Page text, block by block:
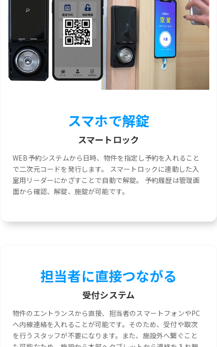
スマホで解錠
スマートロック
WEB予約システムから日時、物件を指定し予約を入れること
で二次元コードを発行します。 スマートロックに連動した入
室用リーダーにかざすことで自動で解錠。 予約履歴は管理画
面から確認、解錠、施錠が可能です。
担当者に直接つながる
受付システム
物件のエントランスから直接、担当者のスマートフォンやPC
へ内線連絡を入れることが可能です。そのため、受付や取次
を行うスタッフが不要になります。また、施設外へ繋ぐこと